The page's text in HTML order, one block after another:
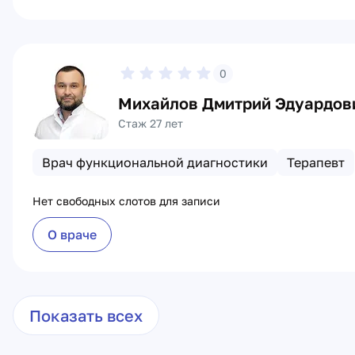
0
Михайлов Дмитрий
Стаж 27 лет
Врач функциональной диагностики Терапевт
Нет свободных слотов для записи
О враче
Показать всех